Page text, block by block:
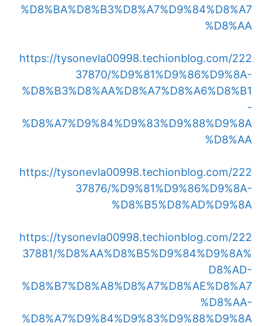
%D8%BA%D8%B3%D8%A7%D9%84%D8%A7
%D8%AA
https://tysonevla00998.techionblog.com/222
37870/%D9%81%D9%86%D9%8A-
%D8%B3%D8%AA%D8%A7%D8%A6%D8%B1
-
%D8%A7%D9%84%D9%83%D9%88%D9%8A
%D8%AA
https://tysonevla00998.techionblog.com/222
37876/%D9%81%D9%86%D9%8A-
%D8%B5%D8%AD%D9%8A
https://tysonevla00998.techionblog.com/222
37881/%D8%AA%D8%B5%D9%84%D9%8A%
D8%AD-
%D8%B7%D8%A8%D8%A7%D8%AE%D8%A7
%D8%AA-
%D8%A7%D9%84%D9%83%D9%88%D9%8A